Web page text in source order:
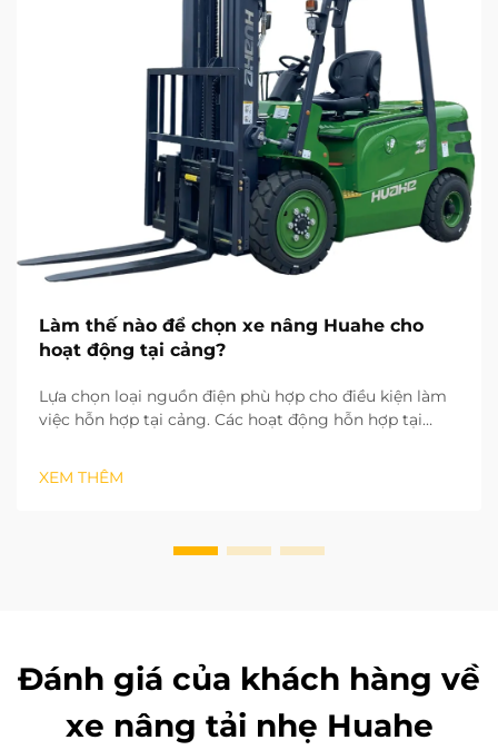
Làm thế nào để chọn xe nâng Huahe cho
hoạt động tại cảng?
Lựa chọn loại nguồn điện phù hợp cho điều kiện làm
việc hỗn hợp tại cảng. Các hoạt động hỗn hợp tại
trong nhà lẫn bốc dỡ hàng ngoài sân. Điều này khiến
loại nguồn điện trở thành yếu tố đầu tiên cần xem xét
XEM THÊM
Đánh giá của khách hàng về
xe nâng tải nhẹ Huahe